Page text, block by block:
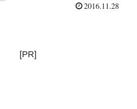
2016.11.28
[PR]